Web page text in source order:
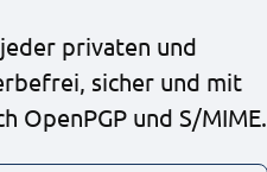
privaten und
sicher und mit
OpenPGP und S/MIME.